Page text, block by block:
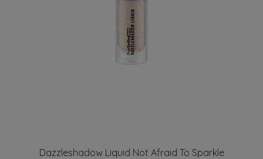
Dazzleshadow Liquid Not Afraid To Sparkle